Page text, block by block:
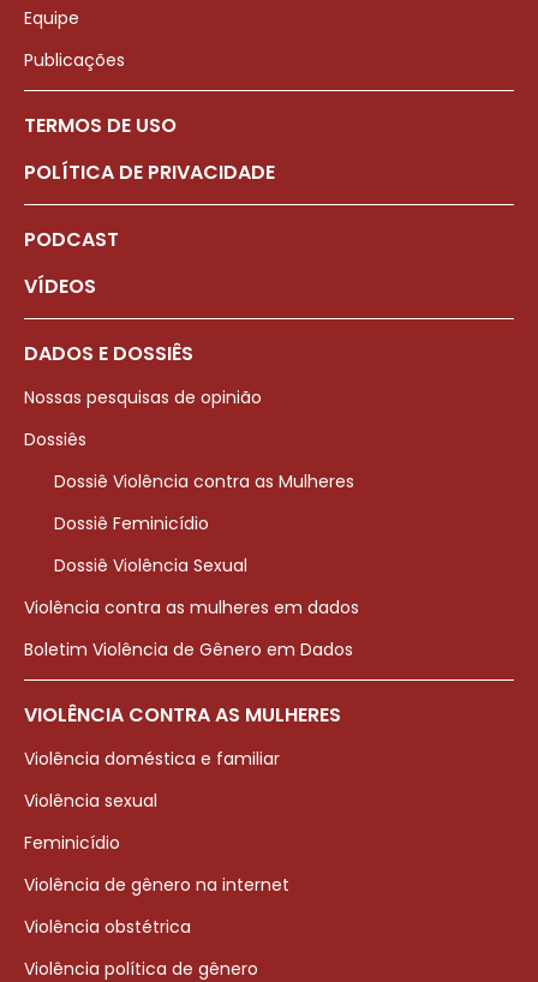
Equipe
Publicações
TERMOS DE USO
POLÍTICA DE PRIVACIDADE
PODCAST
VÍDEOS
DADOS E DOSSIÊS
Nossas pesquisas de opinião
Dossiês
Dossiê Violência contra as Mulheres
Dossiê Feminicídio
Dossiê Violência Sexual
Violência contra as mulheres em dados
Boletim Violência de Gênero em Dados
VIOLÊNCIA CONTRA AS MULHERES
Violência doméstica e familiar
Violência sexual
Feminicídio
Violência de gênero na internet
Violência obstétrica
Violência política de gênero